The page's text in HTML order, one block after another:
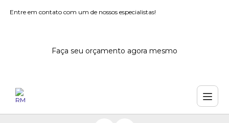
Entre em contato com um de nossos especialistas!
Faça seu orçamento agora mesmo